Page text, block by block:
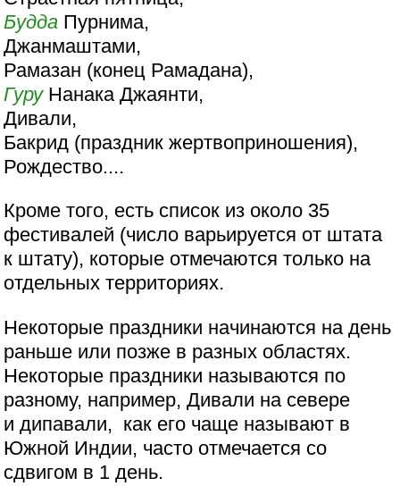
Будда Пурнима,
Джанмаштами,
Рамазан (конец Рамадана),
ГуруНанака Джаянти,
Дивали,
Бакрид (праздник жертвоприношения),
Рождество....
Кроме того, есть список из около 35
фестивалей (число варьируется от штата
к штату), которые отмечаются только на
отдельных территориях.
Некоторые праздники начинаются на день
раньше или позже в разных областях.
Некоторые праздники называются по
разному, например, Дивали на севере
и дипавали, как его чаще называют в
Южной Индии, часто отмечается со
сдвигом в 1 день.